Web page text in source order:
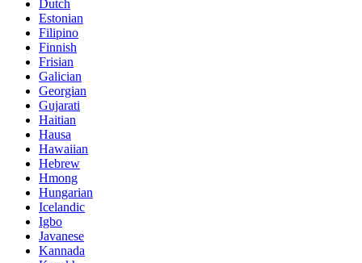
Dutch
Estonian
Filipino
Finnish
Frisian
Galician
Georgian
Gujarati
Haitian
Hausa
Hawaiian
Hebrew
Hmong
Hungarian
Icelandic
Igbo
Javanese
Kannada